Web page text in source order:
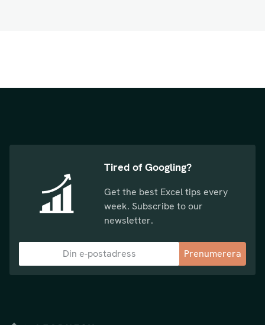
Tired of Googling?
Get the best Excel tips every
week. Subscribe to our
newsletter.
Prenumerera